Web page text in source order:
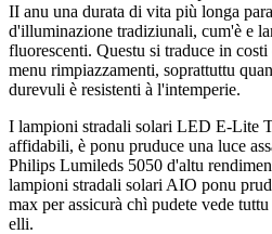
II anu una durata di vita più longa
d'illuminazione tradiziunali, cum'è e
fluorescenti. Questu si traduce in
menu rimpiazzamenti, soprattuttu
durevuli è resistenti à l'intemperie.
I lampioni stradali solari LED E-Lite
affidabili, è ponu pruduce una luce
Philips Lumileds 5050 d'altu
lampioni stradali solari AIO ponu
max per assicurà chì pudete vede
elli.